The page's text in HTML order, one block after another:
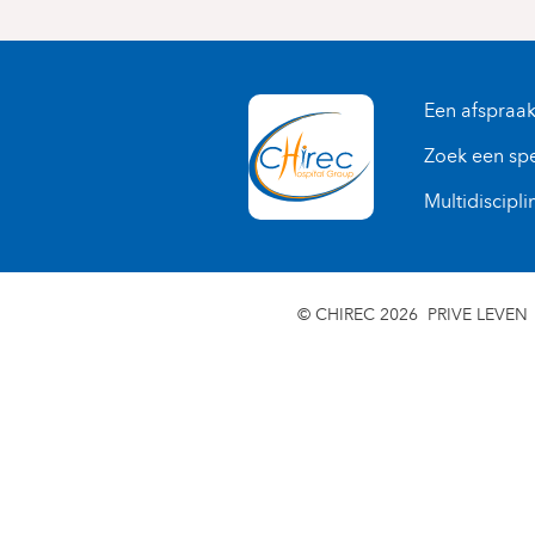
Een
Zoek een
© CHIREC 2026 PRIVE LEVEN